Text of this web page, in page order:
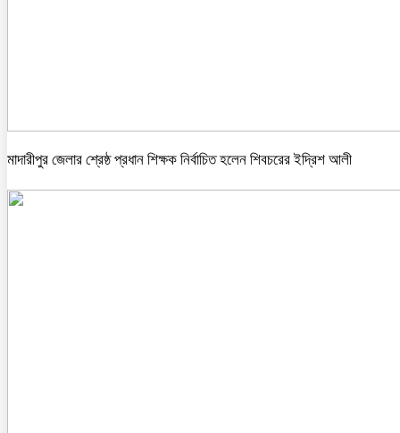
মাদারীপুর জেলার শ্রেষ্ঠ প্রধান শিক্ষক নির্বাচিত হলেন শিবচরের ইদ্রিশ আলী